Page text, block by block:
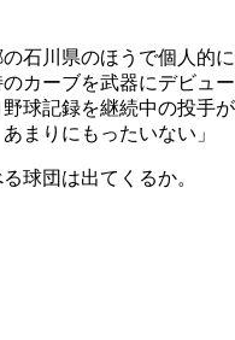
石川県のほうで個人的に
カーブを武器にデビュー
球記録を継続中の投手が
まりにもったいない」
球団は出てくるか。